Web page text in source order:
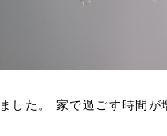
した。 家で過ごす時間